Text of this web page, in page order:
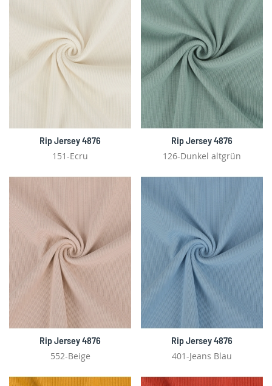
Rip Jersey 4876
151-Ecru
Rip Jersey 4876
126-Dunkel altgrün
Rip Jersey 4876
552-Beige
Rip Jersey 4876
401-Jeans Blau